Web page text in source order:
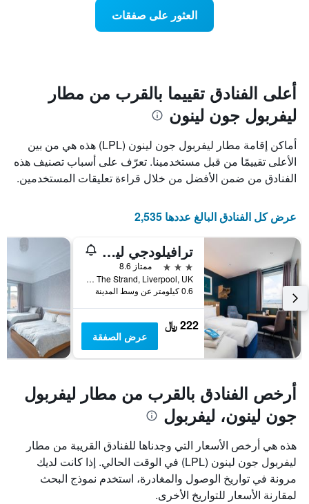
محور
X
الذي
يعرض
عدد
الأيام
قبل
المخطط
محور
Y
الذي
يعرض
متوسط
سعر
غرفة
العثور على صفقات
أعلى الفنادق تقييما بالقرب من مطار
ليفربول جون لينون
أماكن إقامة مطار ليفربول جون لينون (LPL) هذه هي من بين
الأعلى تقييمًا من قبل مستخدمينا. تعرّف على أسباب تصنيف هذه
الفنادق من ضمن الأفضل من خلال قراءة تعليقات المستخدمين.
عرض كل الفنادق البالغ عددها 2,535
ترافيلودجي ليفربول سنترال ذا ستراند
3 نجوم
ممتاز 8.6
L2Opp The Strand, Liverpool, UK, ليفربول, المملكة المتحدة
0.6 كيلومتر عن وسط المدينة
222 ﷼
عرض الصفقة
أرخص الفنادق بالقرب من مطار ليفربول
جون لينون، ليفربول
هذه هي أرخص الأسعار التي وجدناها للفنادق القريبة من مطار
ليفربول جون لينون (LPL) في الوقت الحالي. إذا كانت لديك
مرونة في تواريخ الوصول والمغادرة، استخدم نموذج البحث
لمقارنة الأسعار للتواريخ الأخرى.